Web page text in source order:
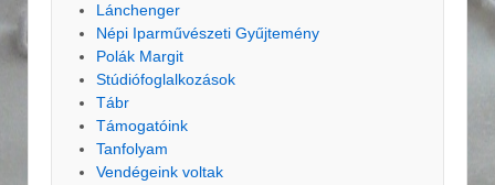
Lánchenger
Népi Iparművészeti Gyűjtemény
Polák Margit
Stúdiófoglalkozások
Tábr
Támogatóink
Tanfolyam
Vendégeink voltak